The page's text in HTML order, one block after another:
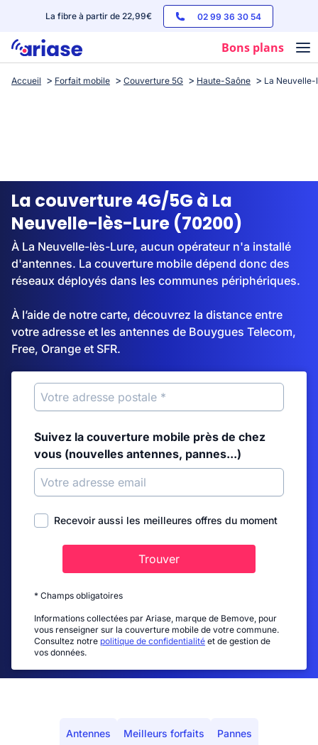
La fibre à partir de 22,99€ 02 99 36 30 54
Bons plans
Box internet
Streaming
Accueil Forfait mobile Couverture 5G Haute-Saône La
La couverture 4G/5G à La
Neuvelle-lès-Lure (70200)
À La Neuvelle-lès-Lure, aucun opérateur n'a installé
d'antennes. La couverture mobile dépend donc des
réseaux déployés dans les communes périphériques.
À l’aide de notre carte, découvrez la distance entre
votre adresse et les antennes de Bouygues Telecom,
Free, Orange et SFR.
Suivez la couverture mobile près de chez
vous (nouvelles antennes, pannes...)
Recevoir aussi les meilleures offres du moment
Trouver
* Champs obligatoires
Informations collectées par Ariase, marque de Bemove, pour
vous renseigner sur la couverture mobile de votre commune.
Consultez notre politique de confidentialité et de gestion de
vos données.
Antennes Meilleurs forfaits Pannes